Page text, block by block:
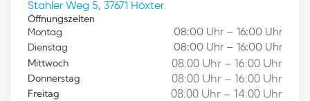
Stahler Weg 5, 37671 Höxter
Öffnungszeiten
Montag
08:00 Uhr – 16:00 Uhr
Dienstag 08:00 Uhr – 16:00 Uhr
Mittwoch 08:00 Uhr – 16:00 Uhr
Donnerstag 08:00 Uhr – 16:00 Uhr
Freitag 08:00 Uhr – 14:00 Uhr